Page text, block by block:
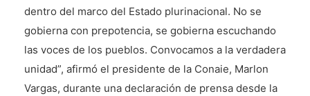
dentro del marco del Estado plurinacional. No se
gobierna con prepotencia, se gobierna escuchando
las voces de los pueblos. Convocamos a la verdadera
unidad”, afirmó el presidente de la Conaie, Marlon
Vargas, durante una declaración de prensa desde la